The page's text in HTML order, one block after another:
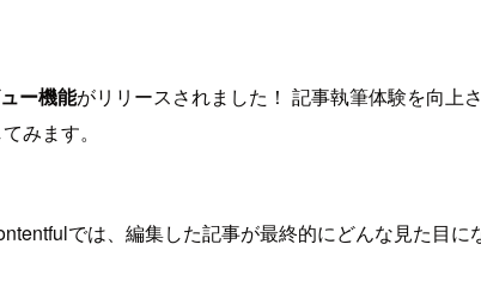
ー機能がリリースされました！ 記事執筆体験を向上
みます。
では、編集した記事が最終的にどんな見た目